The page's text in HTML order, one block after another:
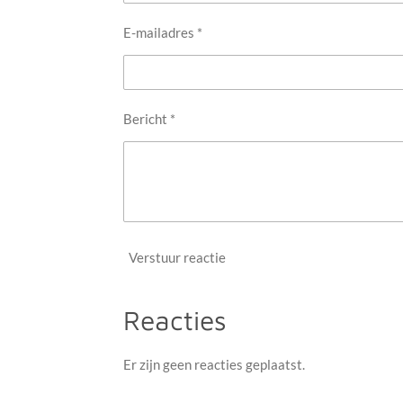
E-mailadres *
Bericht *
Verstuur reactie
Reacties
Er zijn geen reacties geplaatst.